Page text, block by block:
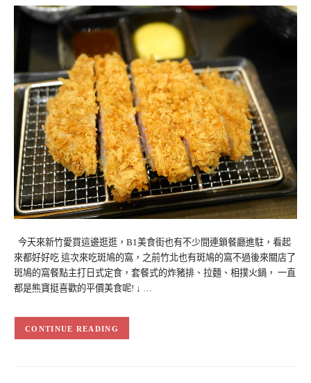
今天來新竹愛買這邊逛逛，B1美食街也有不少間連鎖餐廳進駐，看起
來都好好吃 這次來吃斑鳩的窩，之前竹北也有斑鳩的窩不過後來關店了
斑鳩的窩餐點主打日式定食，套餐式的炸豬排、拉麵、相撲火鍋， 一直
都是熊寶挺喜歡的平價美食呢! ↓ …
CONTINUE READING